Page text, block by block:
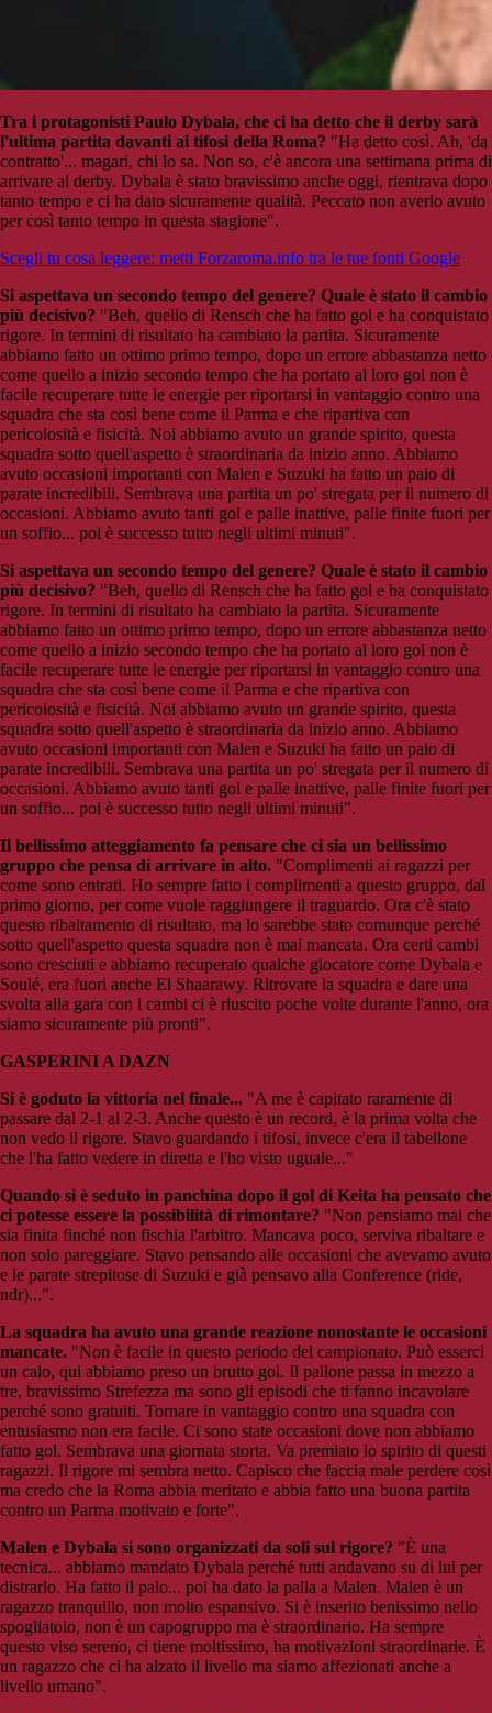
Tra i protagonisti Paulo Dybala, che ci ha detto che il derby sarà
l'ultima partita davanti ai tifosi della Roma? "Ha detto così. Ah, 'da
contratto'... magari, chi lo sa. Non so, c'è ancora una settimana prima di
arrivare al derby. Dybala è stato bravissimo anche oggi, rientrava dopo
tanto tempo e ci ha dato sicuramente qualità. Peccato non averlo avuto
per così tanto tempo in questa stagione".
Scegli tu cosa leggere: metti Forzaroma.info tra le tue fonti Google
Si aspettava un secondo tempo del genere? Quale è stato il cambio
più decisivo? "Beh, quello di Rensch che ha fatto gol e ha conquistato
rigore. In termini di risultato ha cambiato la partita. Sicuramente
abbiamo fatto un ottimo primo tempo, dopo un errore abbastanza netto
come quello a inizio secondo tempo che ha portato al loro gol non è
facile recuperare tutte le energie per riportarsi in vantaggio contro una
squadra che sta così bene come il Parma e che ripartiva con
pericolosità e fisicità. Noi abbiamo avuto un grande spirito, questa
squadra sotto quell'aspetto è straordinaria da inizio anno. Abbiamo
avuto occasioni importanti con Malen e Suzuki ha fatto un paio di
parate incredibili. Sembrava una partita un po' stregata per il numero di
occasioni. Abbiamo avuto tanti gol e palle inattive, palle finite fuori per
un soffio... poi è successo tutto negli ultimi minuti".
Si aspettava un secondo tempo del genere? Quale è stato il cambio
più decisivo? "Beh, quello di Rensch che ha fatto gol e ha conquistato
rigore. In termini di risultato ha cambiato la partita. Sicuramente
abbiamo fatto un ottimo primo tempo, dopo un errore abbastanza netto
come quello a inizio secondo tempo che ha portato al loro gol non è
facile recuperare tutte le energie per riportarsi in vantaggio contro una
squadra che sta così bene come il Parma e che ripartiva con
pericolosità e fisicità. Noi abbiamo avuto un grande spirito, questa
squadra sotto quell'aspetto è straordinaria da inizio anno. Abbiamo
avuto occasioni importanti con Malen e Suzuki ha fatto un paio di
parate incredibili. Sembrava una partita un po' stregata per il numero di
occasioni. Abbiamo avuto tanti gol e palle inattive, palle finite fuori per
un soffio... poi è successo tutto negli ultimi minuti".
Il bellissimo atteggiamento fa pensare che ci sia un bellissimo
gruppo che pensa di arrivare in alto. "Complimenti ai ragazzi per
come sono entrati. Ho sempre fatto i complimenti a questo gruppo, dal
primo giorno, per come vuole raggiungere il traguardo. Ora c'è stato
questo ribaltamento di risultato, ma lo sarebbe stato comunque perché
sotto quell'aspetto questa squadra non è mai mancata. Ora certi cambi
sono cresciuti e abbiamo recuperato qualche giocatore come Dybala e
Soulé, era fuori anche El Shaarawy. Ritrovare la squadra e dare una
svolta alla gara con i cambi ci è riuscito poche volte durante l'anno, ora
siamo sicuramente più pronti".
GASPERINI A DAZN
Si è goduto la vittoria nel finale... "A me è capitato raramente di
passare dal 2-1 al 2-3. Anche questo è un record, è la prima volta che
non vedo il rigore. Stavo guardando i tifosi, invece c'era il tabellone
che l'ha fatto vedere in diretta e l'ho visto uguale..."
Quando si è seduto in panchina dopo il gol di Keita ha pensato che
ci potesse essere la possibilità di rimontare? "Non pensiamo mai che
sia finita finché non fischia l'arbitro. Mancava poco, serviva ribaltare e
non solo pareggiare. Stavo pensando alle occasioni che avevamo avuto
e le parate strepitose di Suzuki e già pensavo alla Conference (ride,
ndr)...".
La squadra ha avuto una grande reazione nonostante le occasioni
mancate. "Non è facile in questo periodo del campionato. Può esserci
un calo, qui abbiamo preso un brutto gol. Il pallone passa in mezzo a
tre, bravissimo Strefezza ma sono gli episodi che ti fanno incavolare
perché sono gratuiti. Tornare in vantaggio contro una squadra con
entusiasmo non era facile. Ci sono state occasioni dove non abbiamo
fatto gol. Sembrava una giornata storta. Va premiato lo spirito di questi
ragazzi. Il rigore mi sembra netto. Capisco che faccia male perdere così
ma credo che la Roma abbia meritato e abbia fatto una buona partita
contro un Parma motivato e forte".
Malen e Dybala si sono organizzati da soli sul rigore? "È una
tecnica... abbiamo mandato Dybala perché tutti andavano su di lui per
distrarlo. Ha fatto il palo... poi ha dato la palla a Malen. Malen è un
ragazzo tranquillo, non molto espansivo. Si è inserito benissimo nello
spogliatoio, non è un capogruppo ma è straordinario. Ha sempre
questo viso sereno, ci tiene moltissimo, ha motivazioni straordinarie. È
un ragazzo che ci ha alzato il livello ma siamo affezionati anche a
livello umano".